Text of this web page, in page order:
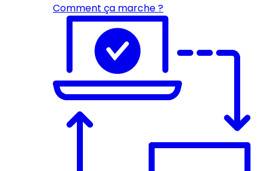
Comment ça marche ?